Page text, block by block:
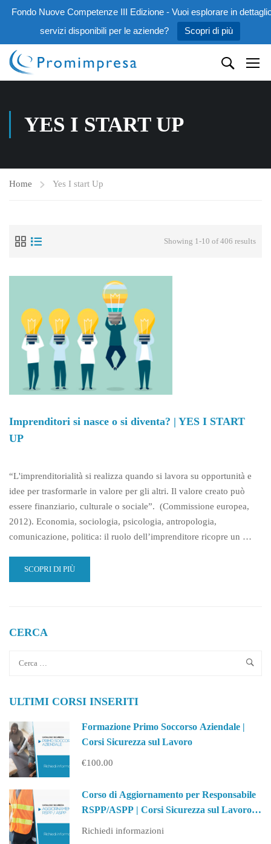
Fondo Nuove Competenze III Edizione - Vuoi esplorare in
servizi disponibili per le aziende?
Scopri di più
YES I START UP
Home Yes I start Up
Showing 1-10 of 406 results
Imprenditori si nasce o si diventa? | YES I START
UP
“L'imprenditorialità si realizza quando si lavora su opportunità e
idee per trasformarle in valore per gli altri. Il valore creato può
essere finanziario, culturale o sociale”. (Commissione europea,
2012). Economia, sociologia, psicologia, antropologia,
comunicazione, politica: il ruolo dell’imprenditore ricopre un …
READ
MORE
NASCE
DIVENTA?
I
UP
SCOPRI DI PIÙ
CERCA
ULTIMI CORSI INSERITI
Formazione Primo Soccorso Aziendale |
Corsi Sicurezza sul Lavoro
€100.00
Corso di Aggiornamento per Responsabile
RSPP/ASPP | Corsi Sicurezza sul Lavoro
Richiedi informazioni